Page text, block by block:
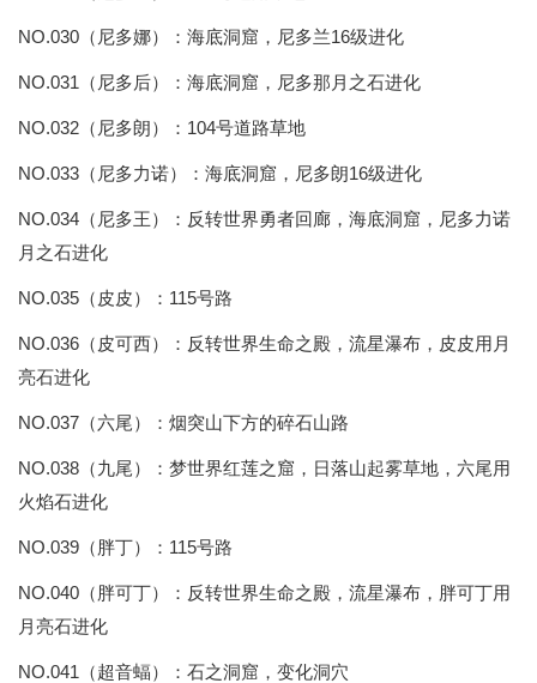
NO.030（尼多娜）：海底洞窟，尼多兰16级进化
NO.031（尼多后）：海底洞窟，尼多那月之石进化
NO.032（尼多朗）：104号道路草地
NO.033（尼多力诺）：海底洞窟，尼多朗16级进化
NO.034（尼多王）：反转世界勇者回廊，海底洞窟，尼多力诺
月之石进化
NO.035（皮皮）：115号路
NO.036（皮可西）：反转世界生命之殿，流星瀑布，皮皮用月
亮石进化
NO.037（六尾）：烟突山下方的碎石山路
NO.038（九尾）：梦世界红莲之窟，日落山起雾草地，六尾用
火焰石进化
NO.039（胖丁）：115号路
NO.040（胖可丁）：反转世界生命之殿，流星瀑布，胖可丁用
月亮石进化
NO.041（超音蝠）：石之洞窟，变化洞穴